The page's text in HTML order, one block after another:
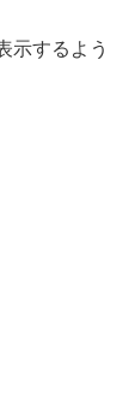
示するよう